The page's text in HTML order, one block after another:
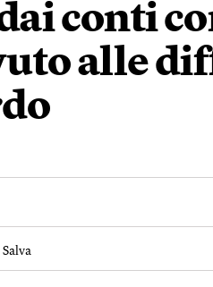
conti
alle